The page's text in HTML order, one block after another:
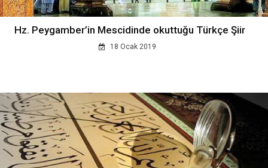
Hz. Peygamber’in Mescidinde okuttuğu Türkçe Şiir
18 Ocak 2019